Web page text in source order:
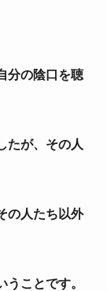
分の陰口を聴
たが、その人
の人たち以外
うことです。